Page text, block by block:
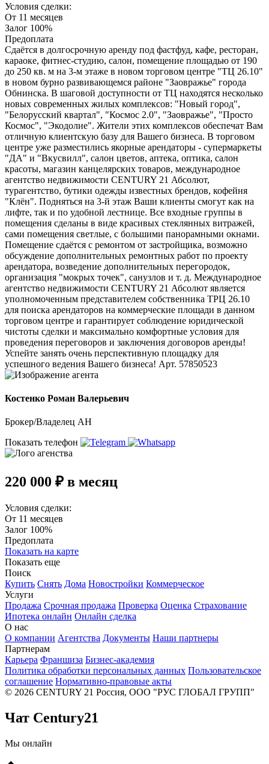
Условия сделки:
От 11 месяцев
Залог 100%
Предоплата
Сдаётся в долгосрочную аренду под фастфуд, кафе, ресторан,
караоке, фитнес-студию, салон, помещение площадью от 190
до 250 кв. м на 3-м этаже в новом торговом центре "ТЦ 26.10"
в новом бурно развивающемся районе "Заовражье" города
Обнинска. В шаговой доступности от ТЦ находятся несколько
новых современных жилых комплексов: "Новый город",
"Белорусский квартал", "Космос 2.0", "Заовражье", "Просто
Космос", "Экодолие". Жители этих комплексов обеспечат Вам
отличную клиентскую базу для Вашего бизнеса. В торговом
центре уже разместились якорные арендаторы - супермаркеты
"ДА" и "Вкусвилл", салон цветов, аптека, оптика, салон
красоты, магазин канцелярских товаров, международное
агентство недвижимости CENTURY 21 Абсолют,
турагентство, бутики одежды известных брендов, кофейня
"Клён". Подняться на 3-й этаж Ваши клиенты смогут как на
лифте, так и по удобной лестнице. Все входные группы в
помещения сделаны в виде красивых стеклянных витражей,
сами помещения светлые, с большими панорамными окнами.
Помещение сдаётся с ремонтом от застройщика, возможно
обсуждение дополнительных ремонтных работ по проекту
арендатора, возведение дополнительных перегородок,
организация "мокрых точек", санузлов и т. д. Международное
агентство недвижимости CENTURY 21 Абсолют является
уполномоченным представителем собственника ТРЦ 26.10
для поиска арендаторов на коммерческие площади в данном
торговом центре и гарантирует соблюдение юридической
чистоты сделки и максимально комфортные условия для
проведения переговоров и заключения договоров аренды!
Успейте занять очень перспективную площадку для
успешного ведения Вашего бизнеса! Арт. 57850523
Костенко Роман Валерьевич
Брокер/Владелец АН
Показать телефон
220 000 ₽ в месяц
Условия сделки:
От 11 месяцев
Залог 100%
Предоплата
Показать на карте
Показать еще
Поиск
Купить Снять Дома Новостройки Коммерческое
Услуги
Продажа Срочная продажа Проверка Оценка Страхование
Ипотека онлайн Онлайн сделка
О нас
О компании Агентства Документы Наши партнеры
Партнерам
Карьера Франшиза Бизнес-академия
Политика обработки персональных данных Пользовательское
соглашение Нормативно-правовые акты
© 2026 CENTURY 21 Россия, ООО "РУС ГЛОБАЛ ГРУПП"
Чат Century21
Мы онлайн